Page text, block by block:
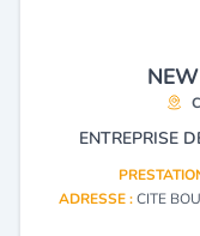
ENTREPRISE
ADRESSE :CITE